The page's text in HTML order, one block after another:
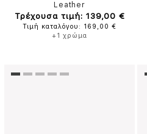
Leather
Τρέχουσα τιμή: 139,00 €
Τιμή καταλόγου: 169,00 €
+1 χρώμα